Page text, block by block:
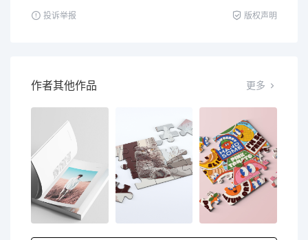
投诉举报 版权声明
作者其他作品 更多